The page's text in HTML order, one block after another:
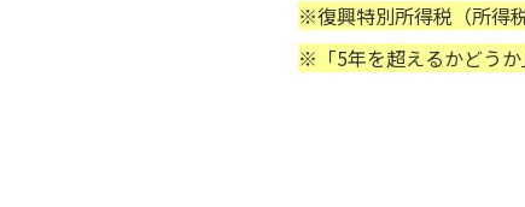
※復興特別所得税（所得
※ 「5年を超えるかどう